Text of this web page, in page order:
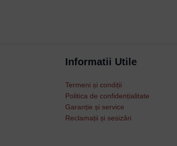
Informatii Utile
Termeni și condiții
Politica de confidențialitate
Garanție și service
Reclamații și sesizări